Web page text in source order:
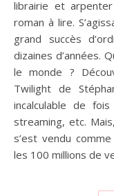
librairie et
roman à lire.
grand succès
dizaines d’années.
le monde ?
Twilight de
incalculable de
streaming, etc.
s’est vendu
les 100 millions de